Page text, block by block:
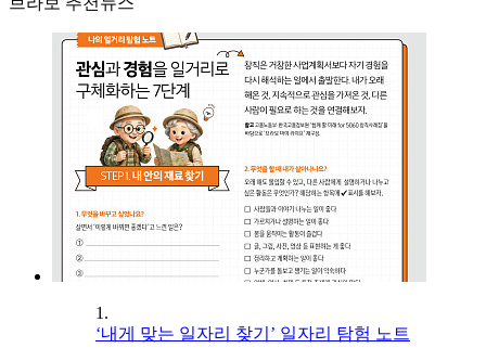
1.
‘내게 맞는 일자리 찾기’ 일자리 탐험 노트